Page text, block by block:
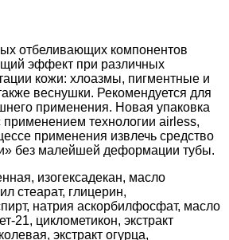
отбеливающих компонентов
эффект при различных
кожи: хлоазмы, пигментные и
веснушки. Рекомендуется для
применения. Новая упаковка
технологии airless,
применения извлечь средство
без малейшей деформации тубы.
изогексадекан, масло
стеарат, глицерин,
натрия аскорбилфосфат, масло
21, циклометикон, экстракт
экстракт огурца,